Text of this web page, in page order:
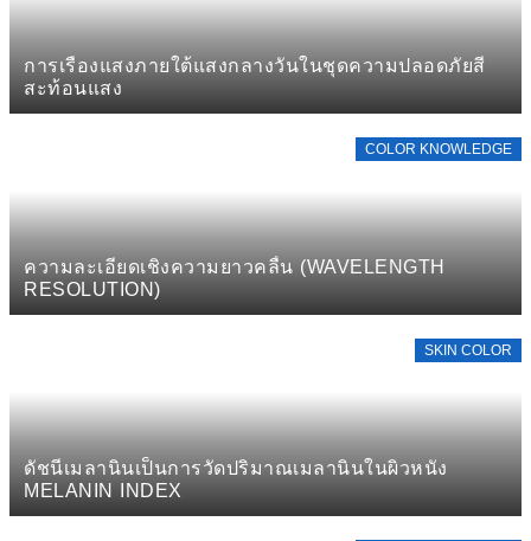
การเรืองแสงภายใต้แสงกลางวันในชุดความปลอดภัยสี
สะท้อนแสง
COLOR KNOWLEDGE
ความละเอียดเชิงความยาวคลื่น (WAVELENGTH
RESOLUTION)
SKIN COLOR
ดัชนีเมลานินเป็นการวัดปริมาณเมลานินในผิวหนัง
MELANIN INDEX